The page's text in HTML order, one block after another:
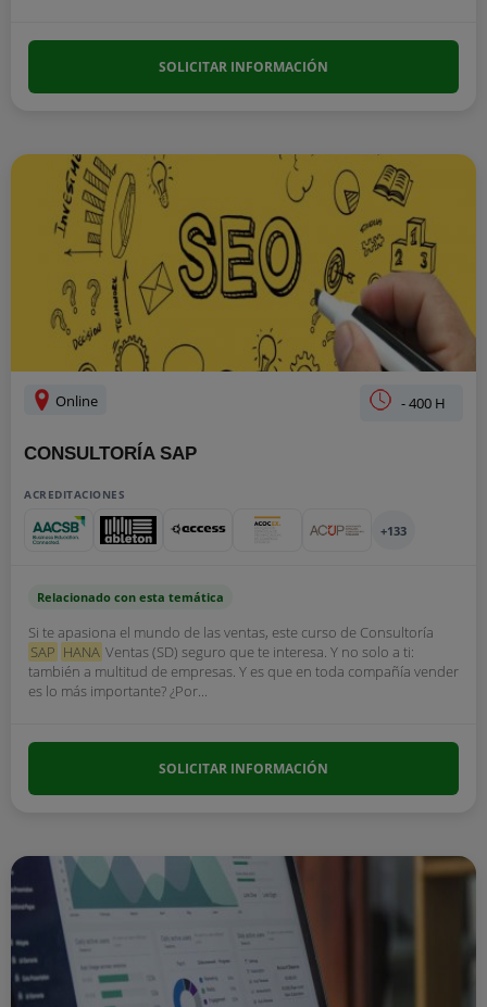
SOLICITAR INFORMACIÓN
Online - 400 H
CONSULTORÍA SAP
ACREDITACIONES
+133
Relacionado con esta temática
Si te apasiona el mundo de las ventas, este curso de Consultoría
SAP HANA Ventas (SD) seguro que te interesa. Y no solo a ti:
también a multitud de empresas. Y es que en toda compañía vender
es lo más importante? ¿Por...
SOLICITAR INFORMACIÓN